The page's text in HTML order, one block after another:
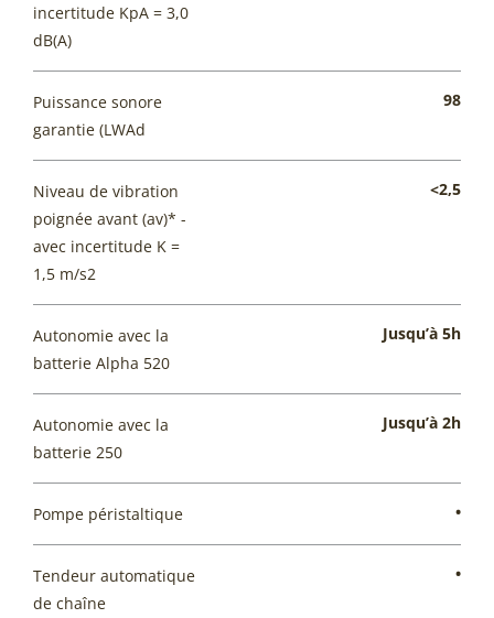
incertitude KpA = 3,0
dB(A)
Puissance sonore
garantie (LWAd
98
Niveau de vibration
poignée avant (av)* -
avec incertitude K =
1,5 m/s2
<2,5
Autonomie avec la
batterie Alpha 520
Jusqu’à 5h
Autonomie avec la
batterie 250
Jusqu’à 2h
Pompe péristaltique •
Tendeur automatique
de chaîne
•